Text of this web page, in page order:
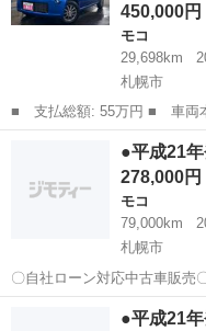
450,000円
モコ
29,698km
札幌市
■ 支払総額: 55万円 ■ 車両本体価格： 450,000 円 ■ メーカー
名： 日産 ■ 車種名： モ
ッシュスタート シートヒ
ホイール冬 スチ...
モコ
●平成21
278,000円
モコ
79,000km
札幌市
〇自社ローン対応中古車販売〇 ☆どなたでもローン対応可
☆ １、勤続年数の短い
される主婦の方や派遣社員
モコ
●平成21